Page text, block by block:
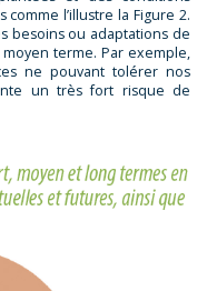
l’illustre la Figure 2.
besoins ou adaptations de
terme. Par exemple,
ne pouvant tolérer nos
un très fort risque de